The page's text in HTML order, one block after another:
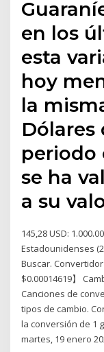
en los
esta
hoy
la
Dólares
periodo
se ha
a su
145,28 USD:
Estadounidenses
Buscar.
$0.00014619】
Canciones de
tipos de cambio.
la conversión de 1
martes, 19 enero